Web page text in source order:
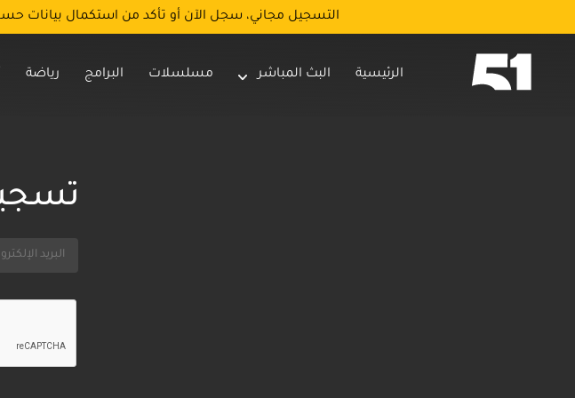
التسجيل مجاني، سجل الآن أو تأكد من استكمال بيانات
الرئيسية البث المباشر مسلسلات البرامج رياضة